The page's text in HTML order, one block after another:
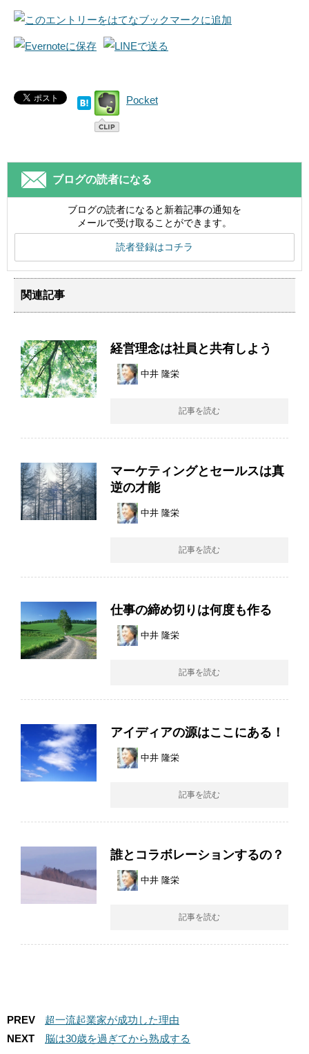
Pocket
ブログの読者になる
ブログの読者になると新着記事の通知を
メールで受け取ることができます。
読者登録はコチラ
関連記事
経営理念は社員と共有しよう
中井 隆栄
記事を読む
マーケティングとセールスは真
逆の才能
中井 隆栄
記事を読む
仕事の締め切りは何度も作る
中井 隆栄
記事を読む
アイディアの源はここにある！
中井 隆栄
記事を読む
誰とコラボレーションするの？
中井 隆栄
記事を読む
PREV
超一流起業家が成功した理由
NEXT
脳は30歳を過ぎてから熟成する